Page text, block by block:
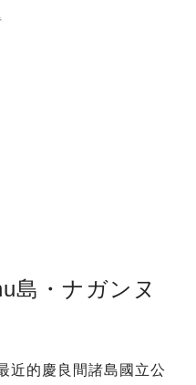
島・ナガンヌ
近的慶良間諸島國立公